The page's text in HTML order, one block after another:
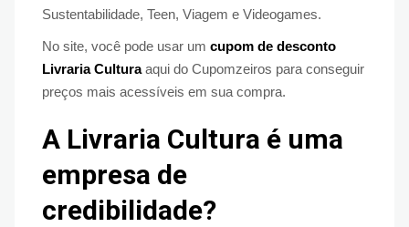
Sustentabilidade, Teen, Viagem e Videogames.
No site, você pode usar um cupom de desconto
Livraria Culturaaqui do Cupomzeiros para conseguir
preços mais acessíveis em sua compra.
A Livraria Cultura é uma
empresa de
credibilidade?